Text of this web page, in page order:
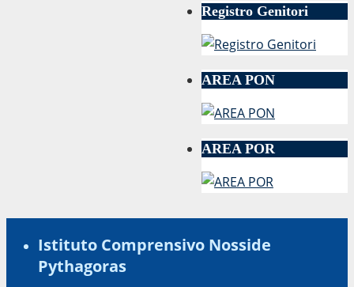
Registro Genitori
AREA PON
AREA POR
Istituto Comprensivo Nosside
Pythagoras